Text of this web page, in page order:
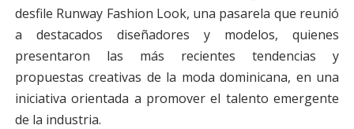
desfile Runway Fashion Look, una pasarela que reunió
a destacados diseñadores y modelos, quienes
presentaron las más recientes tendencias y
propuestas creativas de la moda dominicana, en una
iniciativa orientada a promover el talento emergente
de la industria.